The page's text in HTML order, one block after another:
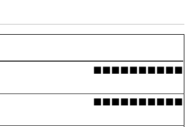
■■■■■■■■■■
■■■■■■■■■■